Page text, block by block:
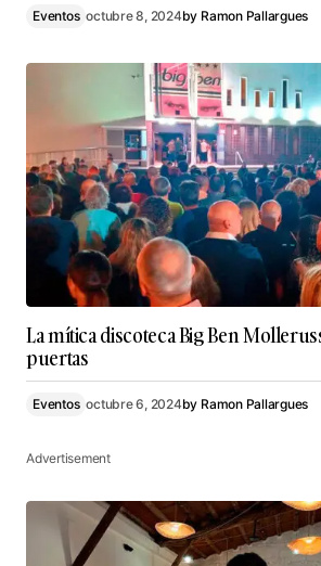
Eventos octubre 8, 2024by Ramon Pallargues
La mítica discoteca Big Ben
puertas
Eventos octubre 6, 2024by Ramon Pallargues
Advertisement